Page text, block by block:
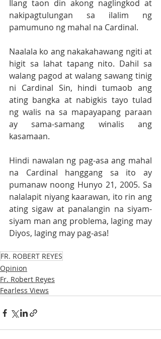
Ilang taon din akong naglingkod at
nakipagtulungan sa ilalim ng
pamumuno ng mahal na Cardinal.
Naalala ko ang nakakahawang ngiti at
higit sa lahat tapang nito. Dahil sa
walang pagod at walang sawang tinig
ni Cardinal Sin, hindi tumaob ang
ating bangka at nabigkis tayo tulad
ng walis na sa mapayapang paraan
ay sama-samang winalis ang
kasamaan.
Hindi nawalan ng pag-asa ang mahal
na Cardinal hanggang sa ito ay
pumanaw noong Hunyo 21, 2005. Sa
nalalapit niyang kaarawan, ito rin ang
ating sigaw at panalangin na siyam-
siyam man ang problema, laging may
Diyos, laging may pag-asa!
FR. ROBERT REYES
Opinion
Fr. Robert Reyes
Fearless Views